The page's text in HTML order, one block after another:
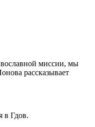
миссии, мы
рассказывает
в Гдов.